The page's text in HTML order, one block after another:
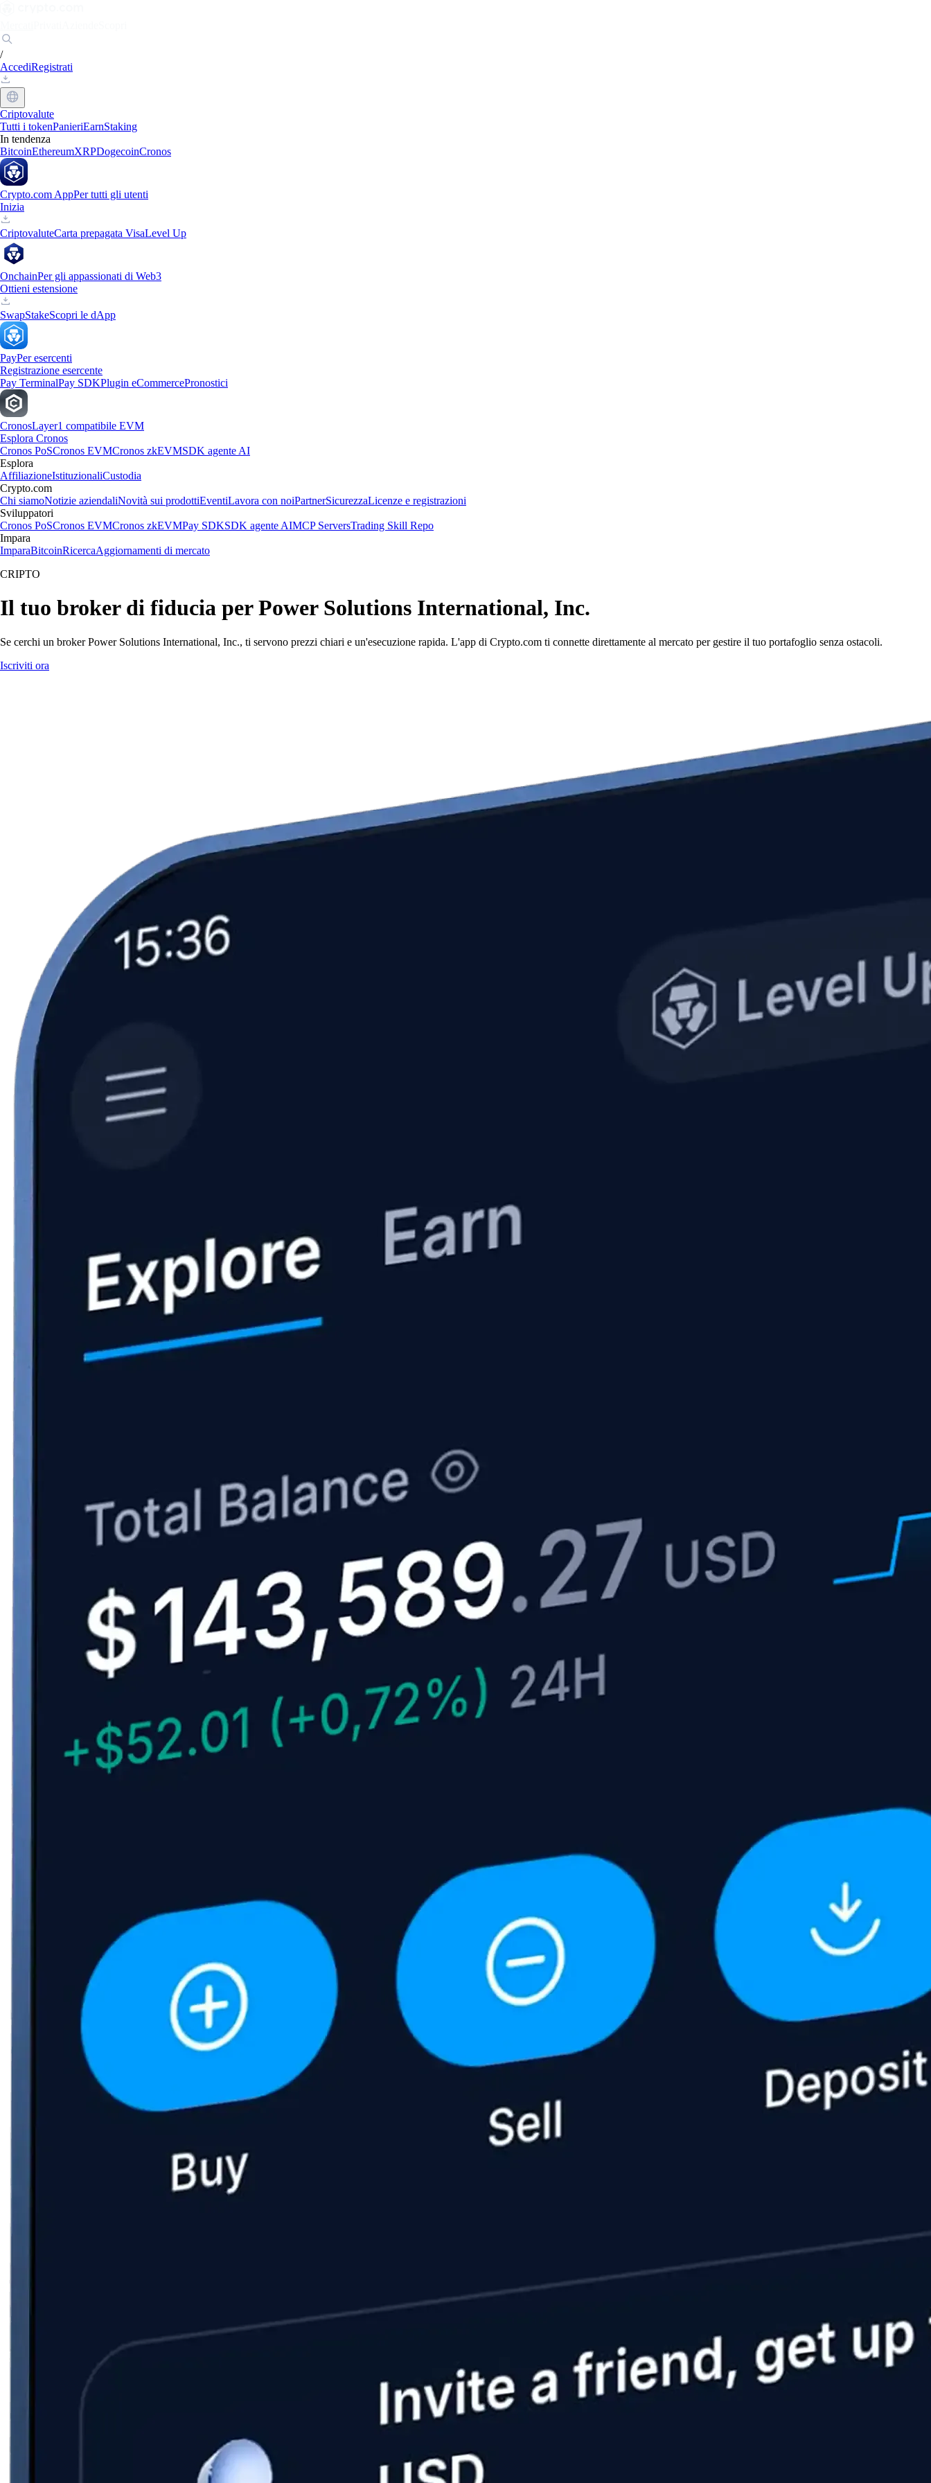
/
AccediRegistrati
Criptovalute
Tutti i tokenPanieriEarnStaking
In tendenza
BitcoinEthereumXRPDogecoinCronos
Crypto.com AppPer tutti gli utenti
Inizia
CriptovaluteCarta prepagata VisaLevel Up
OnchainPer gli appassionati di Web3
Ottieni estensione
SwapStakeScopri le dApp
PayPer esercenti
Registrazione esercente
Pay TerminalPay SDKPlugin eCommercePronostici
CronosLayer1 compatibile EVM
Esplora Cronos
Cronos PoSCronos EVMCronos zkEVMSDK agente AI
Esplora
AffiliazioneIstituzionaliCustodia
Crypto.com
Chi siamoNotizie aziendaliNovità sui prodottiEventiLavora con noiPartnerSicurezzaLicenze e registrazioni
Sviluppatori
Cronos PoSCronos EVMCronos zkEVMPay SDKSDK agente AIMCP ServersTrading Skill Repo
Impara
ImparaBitcoinRicercaAggiornamenti di mercato
CRIPTO
Il tuo broker di fiducia per Power Solutions International, Inc.
Se cerchi un broker Power Solutions International, Inc., ti servono prezzi chiari e un'esecuzione rapida. L'app di Crypto.com ti connette direttamente al mercato per gestire il tuo portafoglio senza ostacoli.
Iscriviti ora